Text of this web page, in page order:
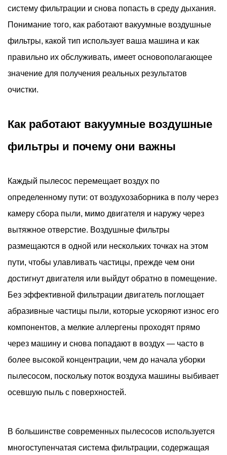
фильтры
2.2
2.3
Гофрированные
картриджные
Дисковые
и
3
Краткое
сравнение
типов
4
Признаки
того,
что
ваш
воздушный
фильтр
требует
внимания
правильно
чистить
систему фильтрации и снова попасть в среду дыхания.
Понимание того, как работают вакуумные воздушные
фильтры, какой тип использует ваша машина и как
правильно их обслуживать, имеет основополагающее
значение для получения реальных результатов
очистки.
Как работают вакуумные воздушные
фильтры и почему они важны
Каждый пылесос перемещает воздух по
определенному пути: от воздухозаборника в полу через
камеру сбора пыли, мимо двигателя и наружу через
вытяжное отверстие. Воздушные фильтры
размещаются в одной или нескольких точках на этом
пути, чтобы улавливать частицы, прежде чем они
достигнут двигателя или выйдут обратно в помещение.
Без эффективной фильтрации двигатель поглощает
абразивные частицы пыли, которые ускоряют износ его
компонентов, а мелкие аллергены проходят прямо
через машину и снова попадают в воздух — часто в
более высокой концентрации, чем до начала уборки
пылесосом, поскольку поток воздуха машины выбивает
осевшую пыль с поверхностей.
В большинстве современных пылесосов используется
многоступенчатая система фильтрации, содержащая